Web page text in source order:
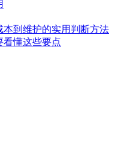
到维护的实用判断方法
看懂这些要点